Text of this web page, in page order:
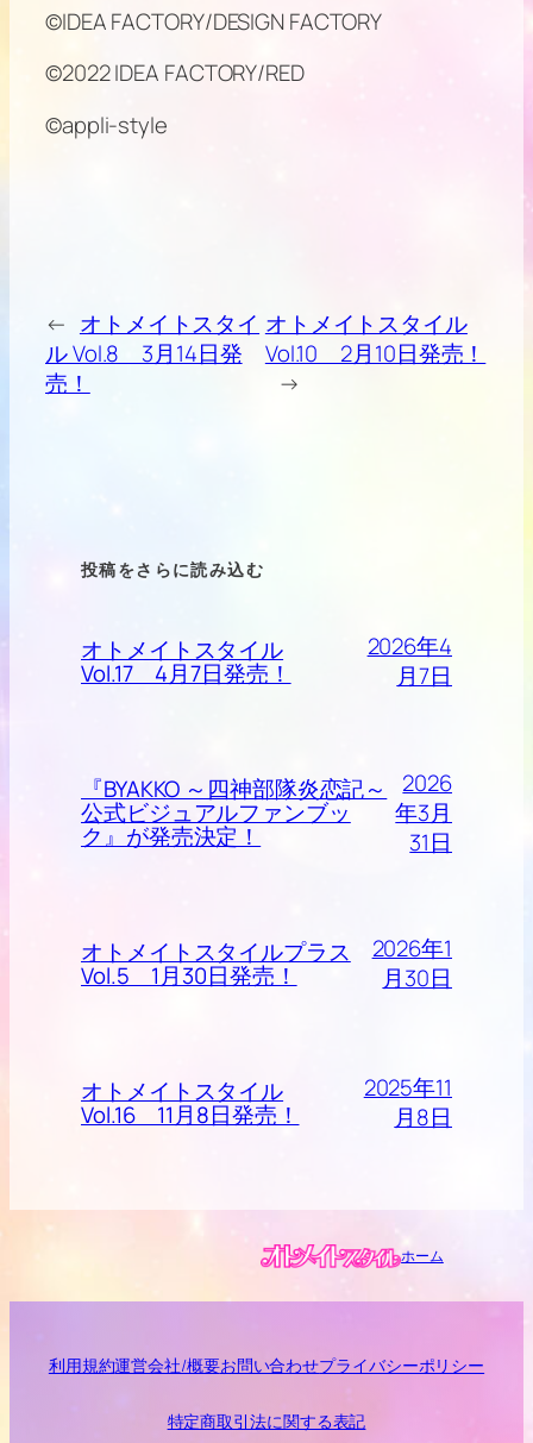
©IDEA FACTORY/DESIGN FACTORY
©2022 IDEA FACTORY/RED
©appli-style
← オトメイトスタイ
ル Vol.8 3月14日発
売！
オトメイトスタイル
Vol.10 2月10日発売！
→
投稿をさらに読み込む
オトメイトスタイル
Vol.17 4月7日発売！
2026年4
月7日
『BYAKKO ～四神部隊炎恋記～
公式ビジュアルファンブッ
ク』が発売決定！
2026
年3月
31日
オトメイトスタイルプラス
Vol.5 1月30日発売！
2026年1
月30日
オトメイトスタイル
Vol.16 11月8日発売！
2025年11
月8日
ホーム
利用規約運営会社/概要お問い合わせプライバシーポリシー
特定商取引法に関する表記